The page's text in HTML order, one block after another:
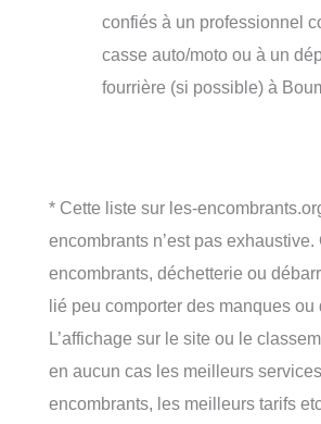
confiés à un professionnel
casse auto/moto ou à un
fourrière (si possible) à
* Cette liste sur les-
encombrants n’est pas exhaustive.
encombrants, déchetterie ou
lié peu comporter des manques ou
L’affichage sur le site ou le
en aucun cas les meilleurs
encombrants, les meilleurs tarifs